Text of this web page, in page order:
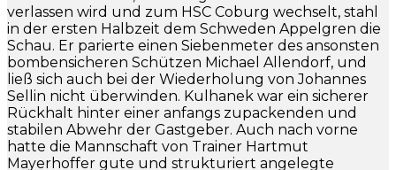
verlassen wird und zum HSC Coburg wechselt, stahl
in der ersten Halbzeit dem Schweden Appelgren die
Schau. Er parierte einen Siebenmeter des ansonsten
bombensicheren Schützen Michael Allendorf, und
ließ sich auch bei der Wiederholung von Johannes
Sellin nicht überwinden. Kulhanek war ein sicherer
Rückhalt hinter einer anfangs zupackenden und
stabilen Abwehr der Gastgeber. Auch nach vorne
hatte die Mannschaft von Trainer Hartmut
Mayerhoffer gute und strukturiert angelegte